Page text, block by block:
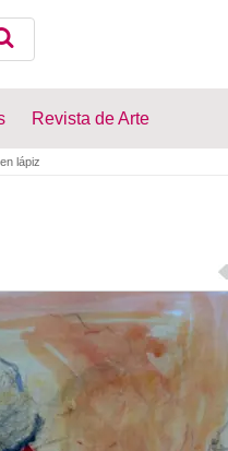
Revista de Arte
lápiz